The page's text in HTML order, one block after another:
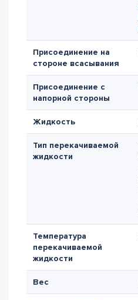
Присоединение на
стороне всасывания
Присоединение с
напорной стороны
Жидкость
Тип перекачиваемой
жидкости
Температура
перекачиваемой
жидкости
Вес